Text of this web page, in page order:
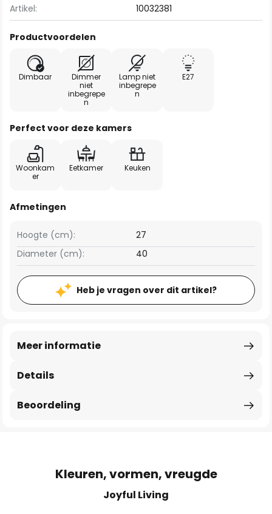
Artikel: 10032381
Productvoordelen
Dimbaar
Dimmer
niet
inbegrepe
n
Lamp niet
inbegrepe
n
E27
Perfect voor deze kamers
Woonkam
er
Eetkamer Keuken
Afmetingen
Hoogte (cm):
27
Diameter (cm):
40
Heb je vragen over dit artikel?
Details
Meer informatie
Beoordeling
Kleuren, vormen, vreugde
Joyful Living